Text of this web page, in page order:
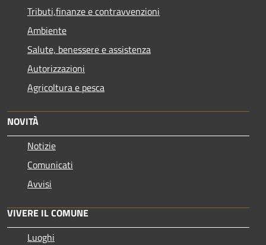
Tributi,finanze e contravvenzioni
Ambiente
Salute, benessere e assistenza
Autorizzazioni
Agricoltura e pesca
NOVITÀ
Notizie
Comunicati
Avvisi
VIVERE IL COMUNE
Luoghi